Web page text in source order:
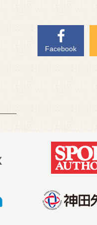
Facebook